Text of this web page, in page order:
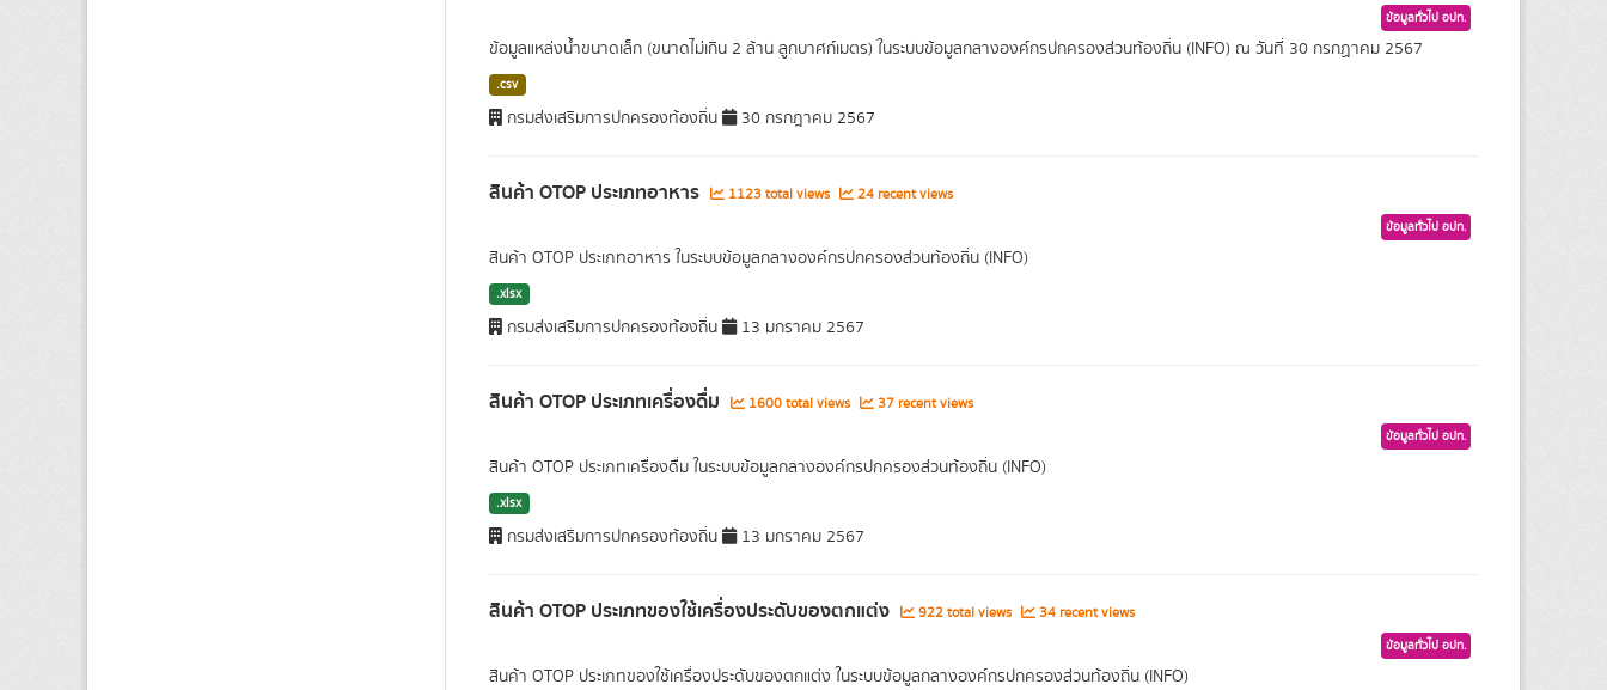
ข้อมูลทั่วไป อปท.
ข้อมูลแหล่งน้ำขนาดเล็ก (ขนาดไม่เกิน 2 ล้าน ลูกบาศก์เมตร) ในระบบข้อมูลกลางองค์กรปกครองส่วนท้องถิ่น (INFO) ณ วันที่ 30 กรกฏาคม 2567
.csv
กรมส่งเสริมการปกครองท้องถิ่น 30 กรกฎาคม 2567
สินค้า OTOP ประเภทอาหาร 1123 total views 24 recent views
ข้อมูลทั่วไป อปท.
สินค้า OTOP ประเภทอาหาร ในระบบข้อมูลกลางองค์กรปกครองส่วนท้องถิ่น (INFO)
.xlsx
กรมส่งเสริมการปกครองท้องถิ่น 13 มกราคม 2567
สินค้า OTOP ประเภทเครื่องดื่ม 1600 total views 37 recent views
ข้อมูลทั่วไป อปท.
สินค้า OTOP ประเภทเครื่องดื่ม ในระบบข้อมูลกลางองค์กรปกครองส่วนท้องถิ่น (INFO)
.xlsx
กรมส่งเสริมการปกครองท้องถิ่น 13 มกราคม 2567
สินค้า OTOP ประเภทของใช้เครื่องประดับของตกแต่ง 922 total views 34 recent views
ข้อมูลทั่วไป อปท.
สินค้า OTOP ประเภทของใช้เครื่องประดับของตกแต่ง ในระบบข้อมูลกลางองค์กรปกครองส่วนท้องถิ่น (INFO)